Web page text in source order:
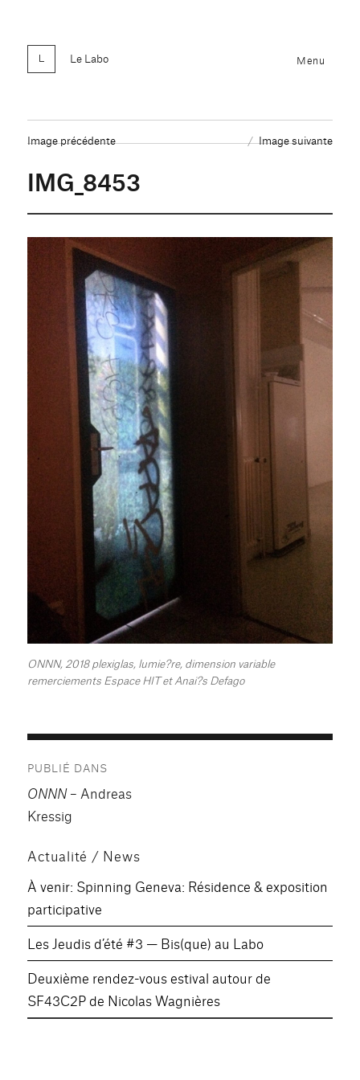
Le Labo Menu
Image précédente Image suivante
IMG_8453
ONNN, 2018 plexiglas, lumie?re, dimension variable
remerciements Espace HIT et Anai?s Defago
de
l’article
PUBLIÉ DANS
ONNN– Andreas
Kressig
Actualité / News
À venir: Spinning Geneva: Résidence & exposition
participative
Les Jeudis d’été #3 — Bis(que) au Labo
Deuxième rendez-vous estival autour de
SF43C2P de Nicolas Wagnières